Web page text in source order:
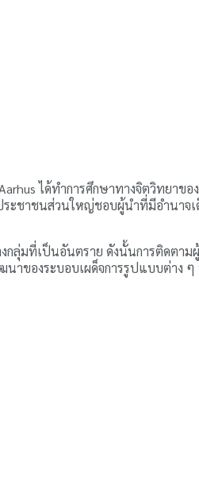
ได้ทำการศึกษาทางจิตวิทยา
ชาชนส่วนใหญ่ชอบผู้นำที่มีอำนาจเ
ลุ่มที่เป็นอันตราย ดังนั้นการติดตาม
องระบอบเผด็จการรูปแบบต่าง ๆ